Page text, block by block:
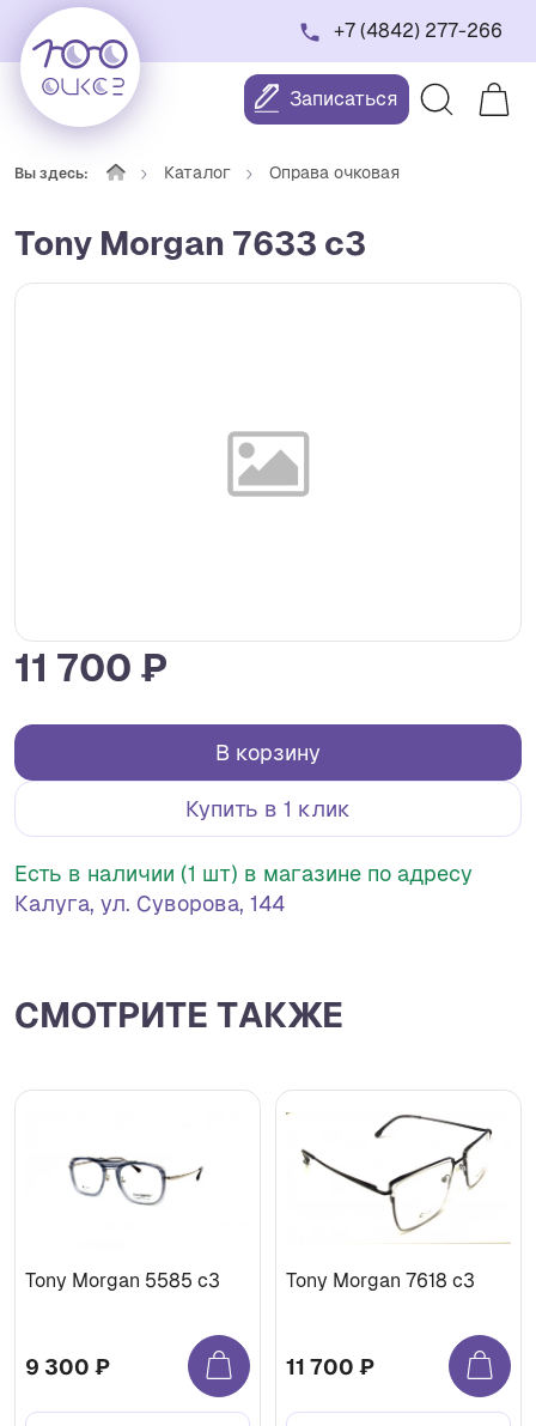
+7 (4842) 277-266
Записаться
Вы здесь: Каталог Оправа очковая
Tony Morgan 7633 c3
11 700 ₽
В корзину
Купить в 1 клик
Есть в наличии (1 шт) в магазине по адресу
Калуга, ул. Суворова, 144
СМОТРИТЕ ТАКЖЕ
Tony Morgan 5585 c3
9 300 ₽
Tony Morgan 7618 c3
11 700 ₽